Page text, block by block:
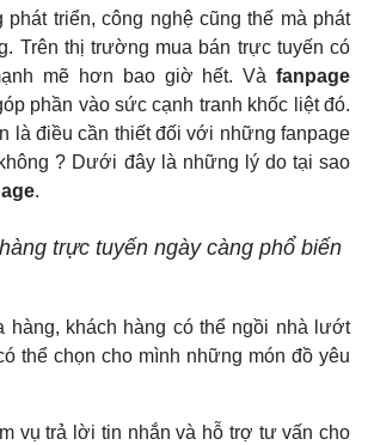
phát triển, công nghệ cũng thế mà phát
Trên thị trường mua bán trực tuyến có
mẽ hơn bao giờ hết. Và fanpage
phần vào sức cạnh tranh khốc liệt đó.
là điều cần thiết đối với những fanpage
? Dưới đây là những lý do tại sao
.
trực tuyến ngày càng phổ biến
hàng, khách hàng có thể ngồi nhà lướt
thể chọn cho mình những món đồ yêu
vụ trả lời tin nhắn và hỗ trợ tư vấn cho